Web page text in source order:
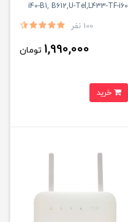
i40-B1, B612,U-Tel,L433-TF-i60
بسته دو عددی 19 سی بل
100 نفر
1,990,000 تومان